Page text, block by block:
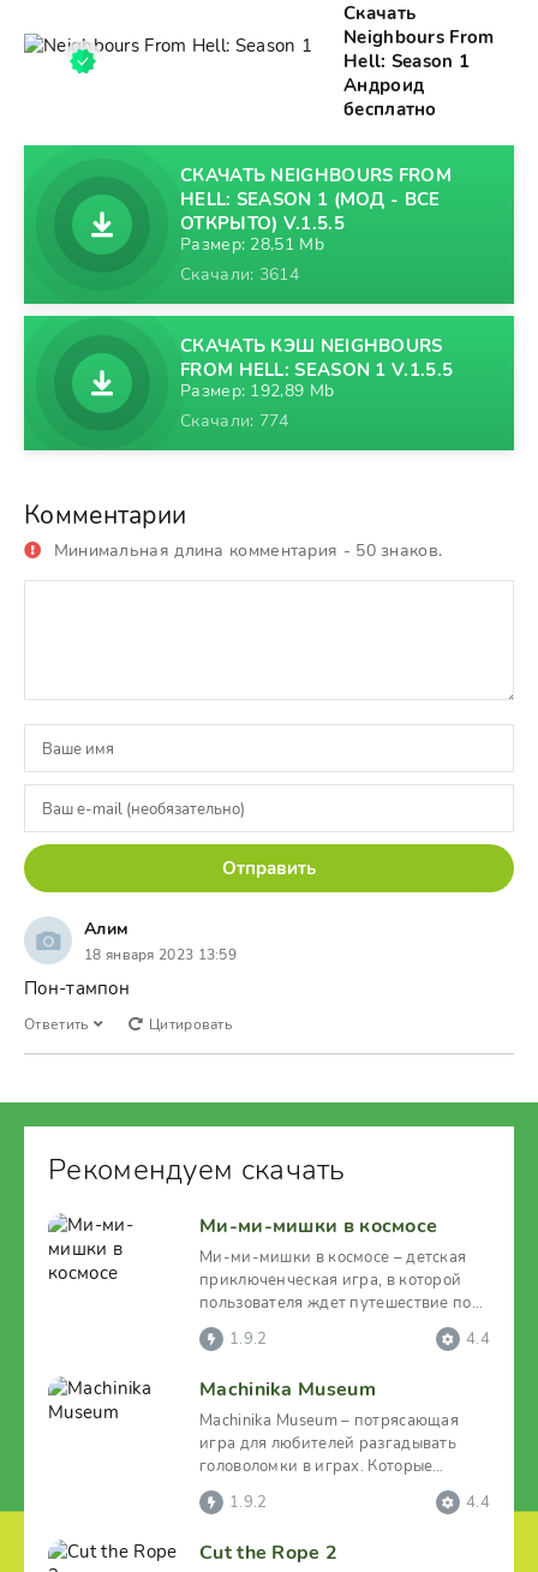
Скачать
Neighbours From
Hell: Season 1
Андроид
бесплатно
СКАЧАТЬ NEIGHBOURS FROM
HELL: SEASON 1 (МОД - ВСЕ
ОТКРЫТО) V.1.5.5
Размер: 28,51 Mb
Скачали: 3614
СКАЧАТЬ КЭШ NEIGHBOURS
FROM HELL: SEASON 1 V.1.5.5
Размер: 192,89 Mb
Скачали: 774
Комментарии
Минимальная длина комментария - 50 знаков.
Отправить
Алим
18 января 2023 13:59
Пон-тампон
Ответить Цитировать
Рекомендуем скачать
Ми-ми-мишки в космосе
Ми-ми-мишки в космосе – детская
приключенческая игра, в которой
пользователя ждет путешествие по
космическим широтам в
1.9.2 4.4
Machinika Museum
Machinika Museum – потрясающая
игра для любителей разгадывать
головоломки в играх. Которые
вдобавок объединены
1.9.2 4.4
Cut the Rope 2